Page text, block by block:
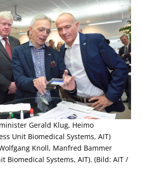
Gerald Klug, Heimo
Unit Biomedical Systems, AIT)
Knoll, Manfred Bammer
Biomedical Systems, AIT). (Bild: AIT /